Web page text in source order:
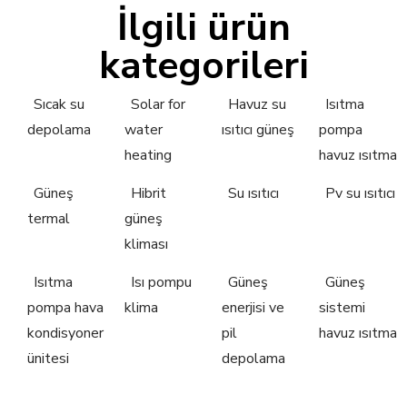
İlgili ürün
kategorileri
Sıcak su
depolama
Solar for
water
heating
Havuz su
ısıtıcı güneş
Isıtma
pompa
havuz ısıtma
Güneş
termal
Hibrit
güneş
kliması
Su ısıtıcı Pv su ısıtıcı
Isıtma
pompa hava
kondisyoner
ünitesi
Isı pompu
klima
Güneş
enerjisi ve
pil
depolama
Güneş
sistemi
havuz ısıtma